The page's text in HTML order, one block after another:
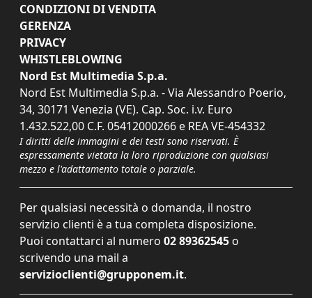
CONDIZIONI DI VENDITA
GERENZA
PRIVACY
WHISTLEBLOWING
Nord Est Multimedia S.p.a.
Nord Est Multimedia S.p.a. - Via Alessandro Poerio,
34, 30171 Venezia (VE). Cap. Soc. i.v. Euro
1.432.522,00 C.F. 05412000266 e REA VE-454332
I diritti delle immagini e dei testi sono riservati. È
espressamente vietata la loro riproduzione con qualsiasi
mezzo e l'adattamento totale o parziale.
Per qualsiasi necessità o domanda, il nostro
servizio clienti è a tua completa disposizione.
Puoi contattarci al numero 02 89362545 o
scrivendo una mail a
servizioclienti@grupponem.it.